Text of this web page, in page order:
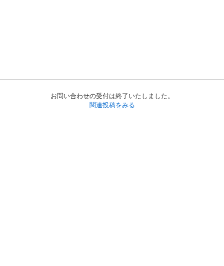
お問い合わせの受付は終了いたしました。
関連投稿をみる